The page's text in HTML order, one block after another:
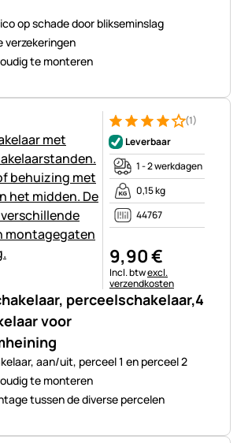
op schade door blikseminslag
verzekeringen
te monteren
perceelschakelaar,4
voor
aan/uit, perceel 1 en perceel 2
te monteren
tussen de diverse percelen
Beoordeling: 4 van 5 (1
1 Bewertung
(1)
Leverbaar
1 - 2 werkdagen
0,15 kg
44767
9,90€
Belastinginformatie:
Incl. btwexcl.
verzendkosten